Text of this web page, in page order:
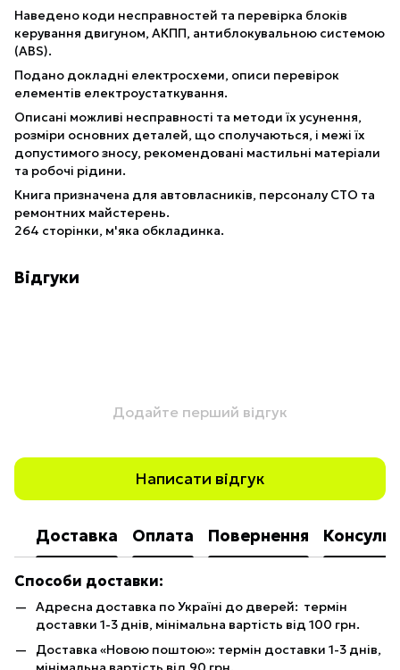
Наведено коди несправностей та перевірка блоків
керування двигуном, АКПП, антиблокувальною системою
(ABS).
Подано докладні електросхеми, описи перевірок
елементів електроустаткування.
Описані можливі несправності та методи їх усунення,
розміри основних деталей, що сполучаються, і межі їх
допустимого зносу, рекомендовані мастильні матеріали
та робочі рідини.
Книга призначена для автовласників, персоналу СТО та
ремонтних майстерень.
264 сторінки, м'яка обкладинка.
Відгуки
Додайте перший відгук
Написати відгук
Доставка Оплата Повернення
Способи доставки:
Адресна доставка по Україні до дверей: термін
доставки 1-3 днів, мінімальна вартість від 100 грн.
Доставка «Новою поштою»: термін доставки 1-3 днів,